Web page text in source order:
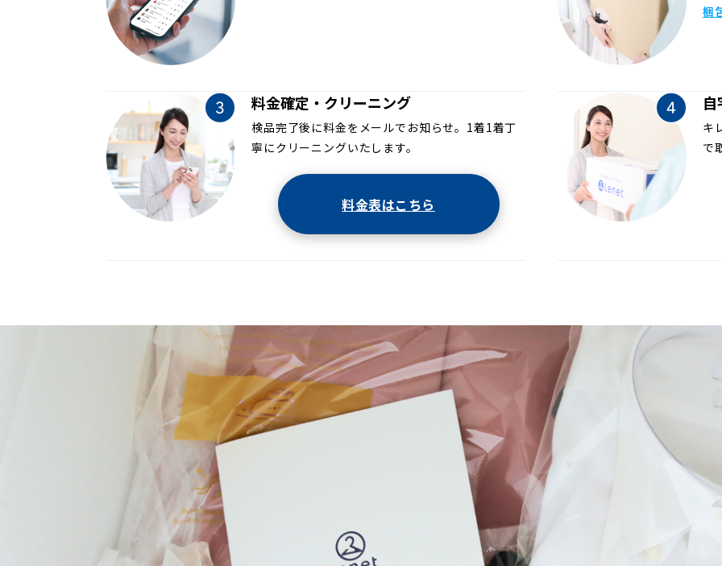
梱
料金確定・クリーニング
検品完了後に料金をメールでお知らせ。1着1着丁
寧にクリーニングいたします。
料金表はこちら
キ
で